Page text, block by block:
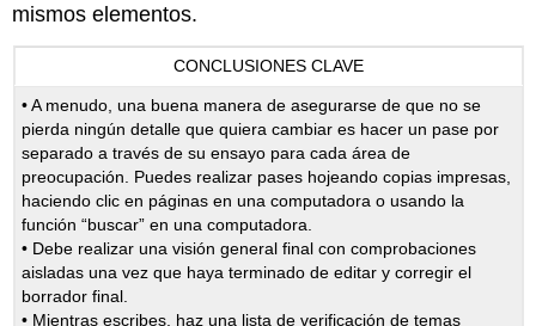
mismos elementos.
CONCLUSIONES CLAVE
• A menudo, una buena manera de asegurarse de que no se
pierda ningún detalle que quiera cambiar es hacer un pase por
separado a través de su ensayo para cada área de
preocupación. Puedes realizar pases hojeando copias impresas,
haciendo clic en páginas en una computadora o usando la
función “buscar” en una computadora.
• Debe realizar una visión general final con comprobaciones
aisladas una vez que haya terminado de editar y corregir el
borrador final.
• Mientras escribes, haz una lista de verificación de temas